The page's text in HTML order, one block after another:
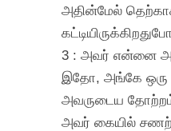
அதின்மேல்
3 : அவர் என்னை
இதோ, அங்கே ஒரு
அவருடைய
அவர் கையில்